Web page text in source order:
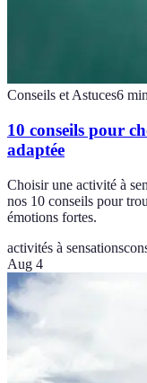
Conseils et Astuces6 min
10 conseils pour
adaptée
Choisir une activité à
nos 10 conseils pour
émotions fortes.
activités à sensations
Aug 4